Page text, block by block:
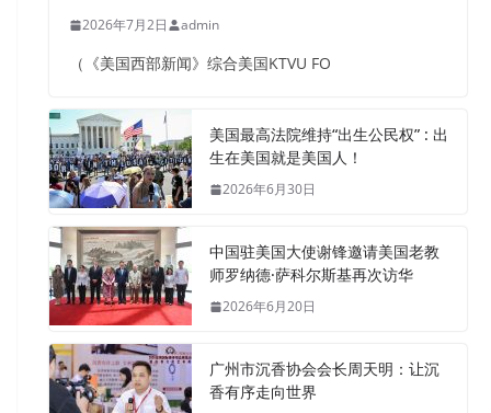
2026年7月2日 admin
（《美国西部新闻》综合美国KTVU FO
美国最高法院维持“出生公民权” : 出
生在美国就是美国人！
2026年6月30日
中国驻美国大使谢锋邀请美国老教
师罗纳德·萨科尔斯基再次访华
2026年6月20日
广州市沉香协会会长周天明：让沉
香有序走向世界